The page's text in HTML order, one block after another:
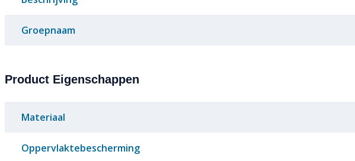
Groepnaam
Product Eigenschappen
Materiaal
Oppervlaktebescherming